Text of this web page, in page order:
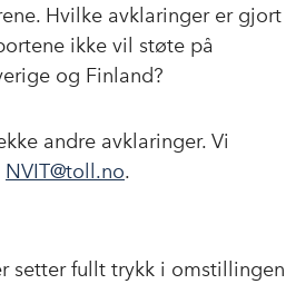
Hvilke avklaringer er gjort
ikke vil støte på
og Finland?
andre avklaringer. Vi
NVIT@toll.no.
setter fullt trykk i omstillingen